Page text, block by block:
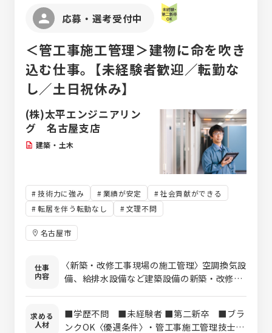
の設計、構築、保守 ◎サーバー／ネットワー
ク設計・構築～運用保守 ◎システム構築
ムのDB構築／運用 【その他】 ◎ヘルプデスク
◎ユーザー問合せ・障害対応 ◎アプリケーシ
ョンの評価・デバッグ ◎キッティング
応募・選考受付中
＜管工事施工管理＞建物に命を吹き
込む仕事。【未経験者歓迎／転勤な
し／土日祝休み】
(株)太平エンジニアリン
グ 名古屋支店
建築・土木
技術力に強み 業績が安定
社会貢献ができる
転居を伴う転勤なし
文理不問
名古屋市
仕事
内容
〈新築・改修工事現場の施工管理〉 空調換気設
備、給排水設備など建築設備の新築・改修工
注、 施工図の作成を行っていただきます。
求める
人材
■学歴不問 ■未経験者 ■第二新卒 ■ブラ
ンクOK 〈優遇条件〉 ・管工事施工管理技士（1